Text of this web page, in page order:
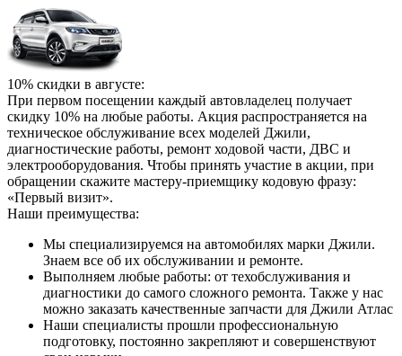
10% скидки в августе:
При первом посещении каждый автовладелец получает
скидку 10% на любые работы. Акция распространяется на
техническое обслуживание всех моделей Джили,
диагностические работы, ремонт ходовой части, ДВС и
электрооборудования. Чтобы принять участие в акции, при
обращении скажите мастеру-приемщику кодовую фразу:
«Первый визит».
Наши преимущества:
Мы специализируемся на автомобилях марки Джили.
Знаем все об их обслуживании и ремонте.
Выполняем любые работы: от техобслуживания и
диагностики до самого сложного ремонта. Также у нас
можно заказать качественные запчасти для Джили Атлас
Наши специалисты прошли профессиональную
подготовку, постоянно закрепляют и совершенствуют